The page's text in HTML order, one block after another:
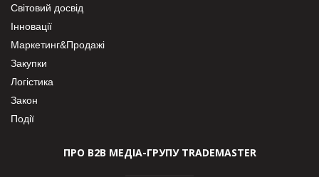
Світовий досвід
Інновації
Маркетинг&Продажі
Закупки
Логістика
Закон
Події
ПРО В2В МЕДІА-ГРУПУ TRADEMASTER